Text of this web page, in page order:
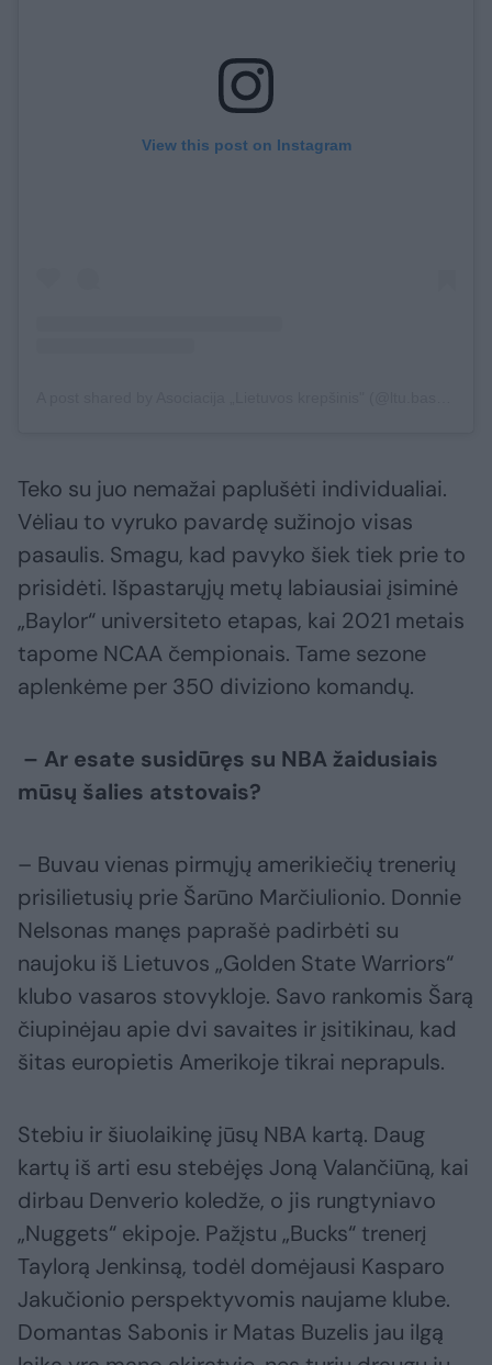
View this post on Instagram
Teko su juo nemažai paplušėti individualiai.
Vėliau to vyruko pavardę sužinojo visas
pasaulis. Smagu, kad pavyko šiek tiek prie to
prisidėti. Išpastarųjų metų labiausiai įsiminė
„Baylor“ universiteto etapas, kai 2021 metais
tapome NCAA čempionais. Tame sezone
aplenkėme per 350 diviziono komandų.
– Ar esate susidūręs su NBA žaidusiais
mūsų šalies atstovais?
– Buvau vienas pirmųjų amerikiečių trenerių
prisilietusių prie Šarūno Marčiulionio. Donnie
Nelsonas manęs paprašė padirbėti su
naujoku iš Lietuvos „Golden State Warriors“
klubo vasaros stovykloje. Savo rankomis Šarą
čiupinėjau apie dvi savaites ir įsitikinau, kad
šitas europietis Amerikoje tikrai neprapuls.
Stebiu ir šiuolaikinę jūsų NBA kartą. Daug
kartų iš arti esu stebėjęs Joną Valančiūną, kai
dirbau Denverio koledže, o jis rungtyniavo
„Nuggets“ ekipoje. Pažįstu „Bucks“ trenerį
Taylorą Jenkinsą, todėl domėjausi Kasparo
Jakučionio perspektyvomis naujame klube.
Domantas Sabonis ir Matas Buzelis jau ilgą